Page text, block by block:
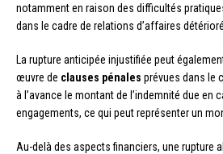
notamment en raison des difficultés
dans le cadre de relations d’affaires
La rupture anticipée injustifiée peut
œuvre de clauses pénales prévues dans le
à l’avance le montant de l’indemnité due en
engagements, ce qui peut représenter un
Au-delà des aspects financiers, une rupture